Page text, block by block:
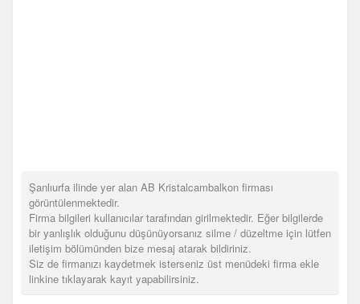
Şanlıurfa ilinde yer alan AB Kristalcambalkon firması
görüntülenmektedir.
Firma bilgileri kullanıcılar tarafından girilmektedir. Eğer bilgilerde
bir yanlışlık olduğunu düşünüyorsanız silme / düzeltme için lütfen
iletişim bölümünden bize mesaj atarak bildiriniz.
Siz de firmanızı kaydetmek isterseniz üst menüdeki firma ekle
linkine tıklayarak kayıt yapabilirsiniz.